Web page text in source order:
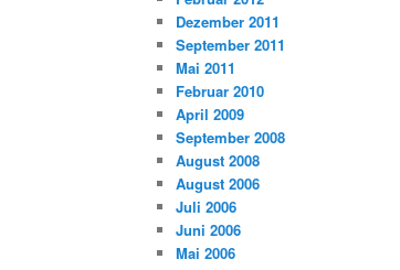
Dezember 2011
September 2011
Mai 2011
Februar 2010
April 2009
September 2008
August 2008
August 2006
Juli 2006
Juni 2006
Mai 2006